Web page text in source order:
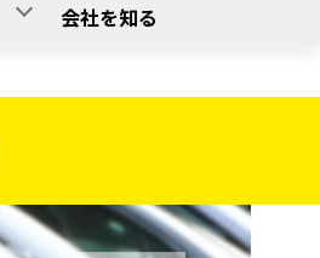
会社を知る